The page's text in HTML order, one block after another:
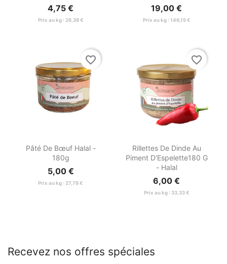
4,75 €
Prix au kg : 26,39 €
19,00 €
Prix au kg : 146,15 €
Aperçu rapide
Pâté De Bœuf Halal -
180g
5,00 €
Prix au kg : 27,78 €
favorite_border
Aperçu rapide
Rillettes De Dinde Au
Piment D'Espelette180 G
- Halal
6,00 €
Prix au kg : 33,33 €
favorite_border
Recevez nos offres spéciales